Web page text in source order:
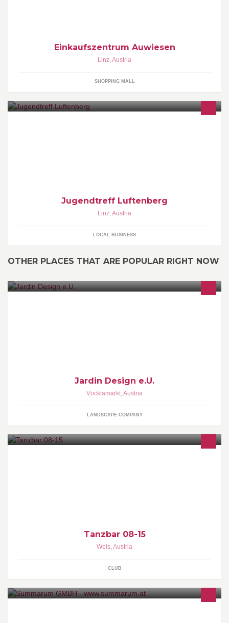
Einkaufszentrum Auwiesen
Linz,Austria
SHOPPING MALL
Jugendtreff Luftenberg
Linz,Austria
LOCAL BUSINESS
OTHER PLACES THAT ARE POPULAR RIGHT NOW
Jardin Design e.U.
Vöcklamarkt,Austria
LANDSCAPE COMPANY
Tanzbar 08-15
Wels,Austria
CLUB